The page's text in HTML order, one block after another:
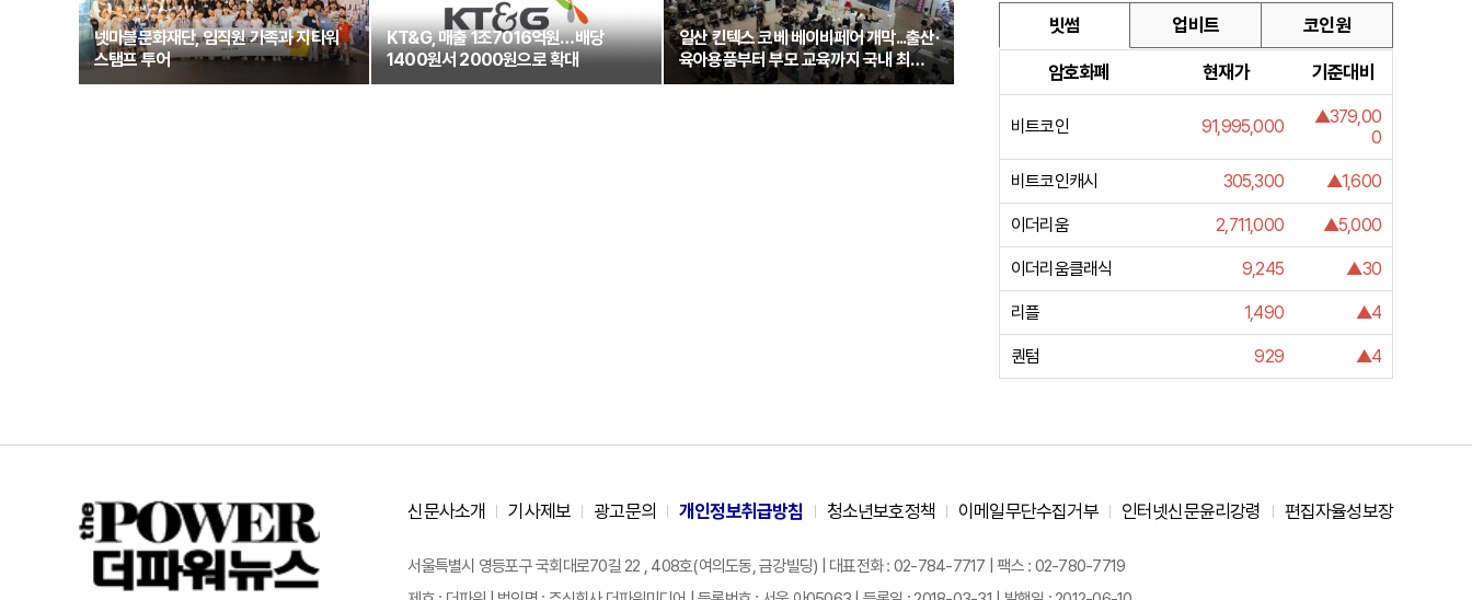
넷마블문화재단, 임직원 가족과 지타워
스탬프 투어
KT&G, 매출 1조7016억원…배당
1400원서 2000원으로 확대
일산 킨텍스 코베 베이비페어 개막...출산·
육아용품부터 부모 교육까지 국내 최대
규모 운영
빗썸 업비트 코인원
암호화폐 현재가 기준대비
비트코인 91,995,000
▲379,00
0
비트코인캐시 305,300 ▲1,600
이더리움 2,711,000 ▲5,000
이더리움클래식 9,245 ▲30
리플 1,490 ▲4
퀀텀 929 ▲4
신문사소개 기사제보 광고문의 개인정보취급방침 청소년보호정책 이메일무단수집거부 인터넷신문윤리강령 편집자율성보장
서울특별시 영등포구 국회대로70길 22 , 408호(여의도동, 금강빌딩) | 대표전화 : 02-784-7717 | 팩스 : 02-780-7719